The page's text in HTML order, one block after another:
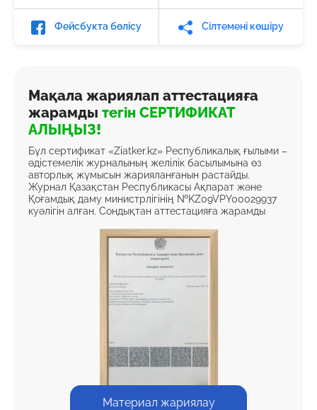
Фейсбукта бөлісу Сілтемені көшіру
Мақала жариялап аттестацияға
жарамды тегін СЕРТИФИКАТ
АЛЫҢЫЗ!
Бұл сертификат «Ziatker.kz» Республикалық ғылыми –
әдістемелік журналының желілік басылымына өз
авторлық жұмысын жарияланғанын растайды.
Журнал Қазақстан Республикасы Ақпарат және
Қоғамдық даму министрлігінің №KZ09VPY00029937
куәлігін алған. Сондықтан аттестацияға жарамды
Материал жариялау